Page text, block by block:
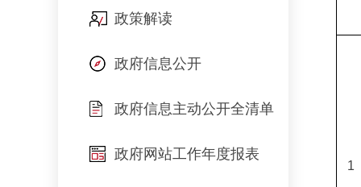
政策解读
政府信息公开
政府信息主动公开全清单
政府网站工作年度报表
1